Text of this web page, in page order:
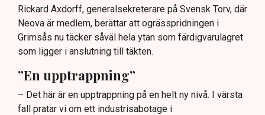
Rickard Axdorff, generalsekreterare på Svensk Torv, där
Neova är medlem, berättar att ogrässpridningen i
Grimsås nu täcker såväl hela ytan som färdigvarulagret
som ligger i anslutning till täkten.
”En upptrappning”
– Det här är en upptrappning på en helt ny nivå. I värsta
fall pratar vi om ett industrisabotage i